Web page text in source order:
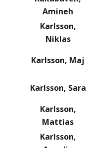
Amineh
Karlsson,
Niklas
Karlsson, Maj
Karlsson, Sara
Karlsson,
Mattias
Karlsson,